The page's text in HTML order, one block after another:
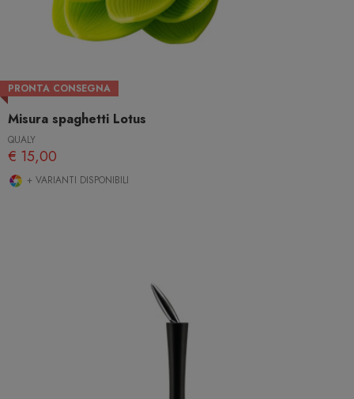
PRONTA CONSEGNA
Misura spaghetti Lotus
QUALY
€ 15,00
+ VARIANTI DISPONIBILI